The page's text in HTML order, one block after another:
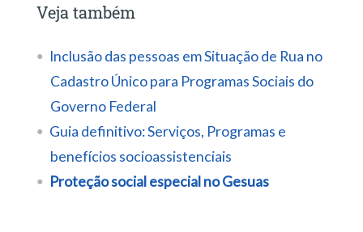
Veja também
Inclusão das pessoas em Situação de Rua no
Cadastro Único para Programas Sociais do
Governo Federal
Guia definitivo: Serviços, Programas e
benefícios socioassistenciais
Proteção social especial no Gesuas